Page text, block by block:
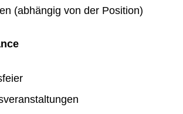
(abhängig von der Position)